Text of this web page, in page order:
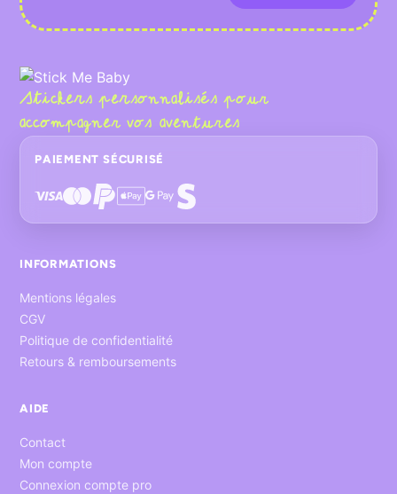
Stickers personnalisés pour
accompagner vos aventures
PAIEMENT SÉCURISÉ
INFORMATIONS
Mentions légales
CGV
Politique de confidentialité
Retours & remboursements
AIDE
Contact
Mon compte
Connexion compte pro